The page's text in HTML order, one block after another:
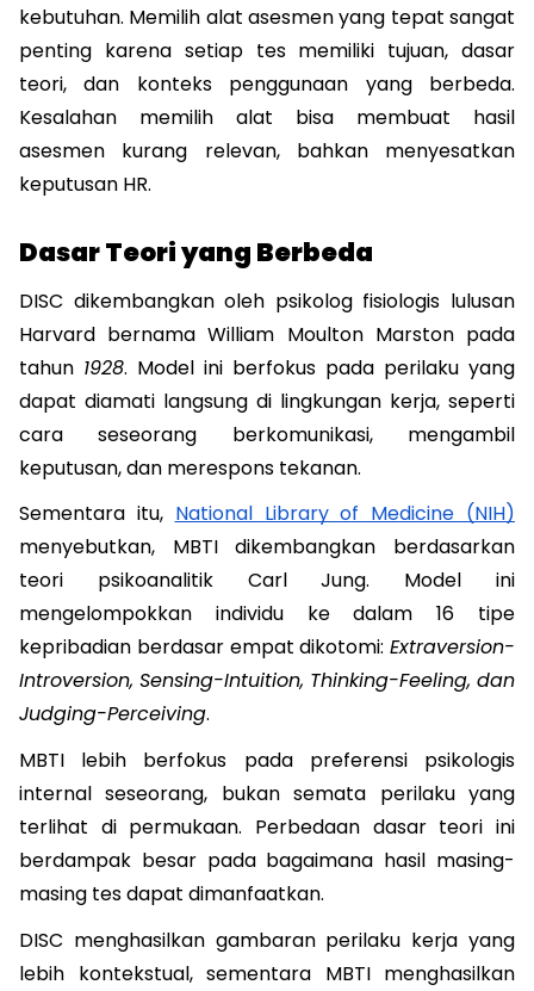
kebutuhan. Memilih alat asesmen yang tepat sangat
penting karena setiap tes memiliki tujuan, dasar
teori, dan konteks penggunaan yang berbeda.
Kesalahan memilih alat bisa membuat hasil
asesmen kurang relevan, bahkan menyesatkan
keputusan HR.
Dasar Teori yang Berbeda
DISC dikembangkan oleh psikolog fisiologis lulusan
Harvard bernama William Moulton Marston pada
tahun 1928. Model ini berfokus pada perilaku yang
dapat diamati langsung di lingkungan kerja, seperti
cara seseorang berkomunikasi, mengambil
keputusan, dan merespons tekanan.
Sementara itu, National Library of Medicine (NIH)
menyebutkan, MBTI dikembangkan berdasarkan
teori psikoanalitik Carl Jung. Model ini
mengelompokkan individu ke dalam 16 tipe
kepribadian berdasar empat dikotomi: Extraversion-
Introversion, Sensing-Intuition, Thinking-Feeling, dan
Judging-Perceiving.
MBTI lebih berfokus pada preferensi psikologis
internal seseorang, bukan semata perilaku yang
terlihat di permukaan. Perbedaan dasar teori ini
berdampak besar pada bagaimana hasil masing-
masing tes dapat dimanfaatkan.
DISC menghasilkan gambaran perilaku kerja yang
lebih kontekstual, sementara MBTI menghasilkan